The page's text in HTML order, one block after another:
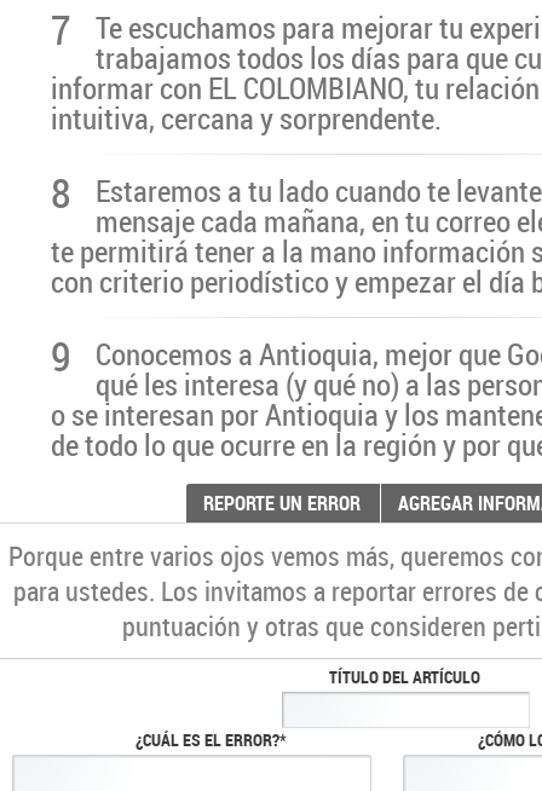
7 Te escuchamos para mejorar tu
trabajamos todos los días para que
informar con EL COLOMBIANO, tu
intuitiva, cercana y sorprendente.
8 Estaremos a tu lado cuando te
mensaje cada mañana, en tu correo
te permitirá tener a la mano información
con criterio periodístico y empezar el día
9 Conocemos a Antioquia, mejor que
qué les interesa (y qué no) a las
o se interesan por Antioquia y los
de todo lo que ocurre en la región y por
REPORTE UN ERROR AGREGAR
Porque entre varios ojos vemos más, queremos
para ustedes. Los invitamos a reportar errores
puntuación y otras que consideren
TÍTULO DEL ARTÍCULO
¿CUÁL ES EL ERROR?* ¿CÓMO